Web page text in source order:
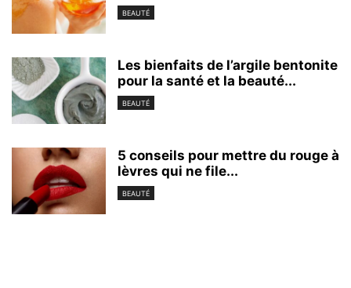
BEAUTÉ
Les bienfaits de l’argile bentonite
pour la santé et la beauté...
BEAUTÉ
5 conseils pour mettre du rouge à
lèvres qui ne file...
BEAUTÉ